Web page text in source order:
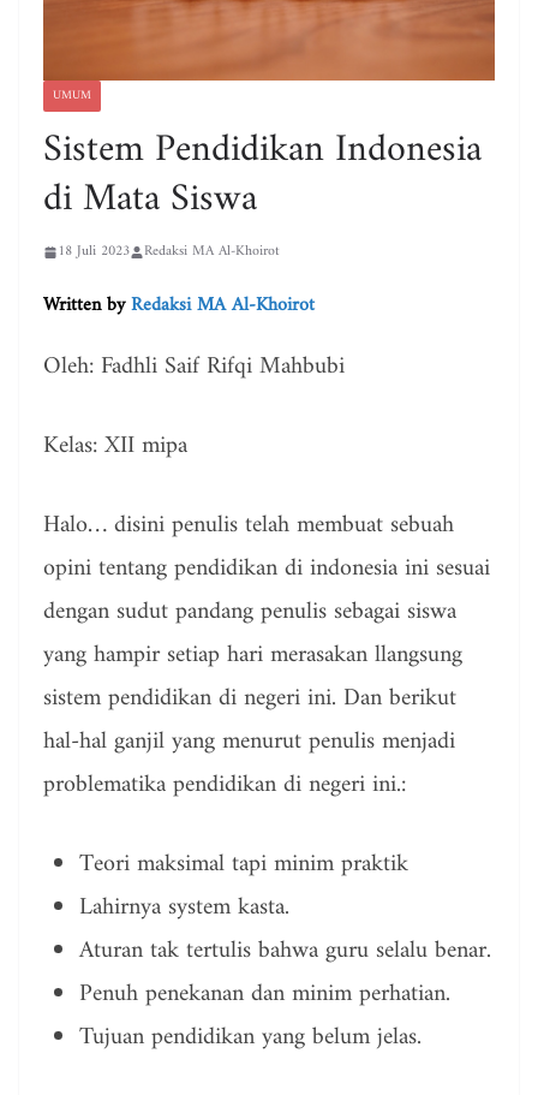
UMUM
Sistem Pendidikan Indonesia
di Mata Siswa
18 Juli 2023 Redaksi MA Al-Khoirot
Written byRedaksi MA Al-Khoirot
Oleh: Fadhli Saif Rifqi Mahbubi
Kelas: XII mipa
Halo… disini penulis telah membuat sebuah
opini tentang pendidikan di indonesia ini sesuai
dengan sudut pandang penulis sebagai siswa
yang hampir setiap hari merasakan llangsung
sistem pendidikan di negeri ini. Dan berikut
hal-hal ganjil yang menurut penulis menjadi
problematika pendidikan di negeri ini.:
Teori maksimal tapi minim praktik
Lahirnya system kasta.
Aturan tak tertulis bahwa guru selalu benar.
Penuh penekanan dan minim perhatian.
Tujuan pendidikan yang belum jelas.